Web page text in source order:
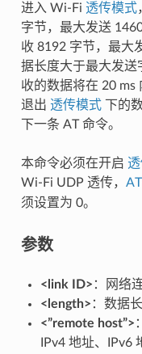
进入 Wi-Fi 透传模式
字节，最大发送
收 8192 字节，最大
据长度大于最大发送
收的数据将在 20 ms
退出 透传模式下的
下一条 AT 命令。
本命令必须在开启
Wi-Fi UDP 透传，
须设置为 0。
参数
<link ID> ：网络
<length> ：数据
<”remote host”>
IPv4 地址、IPv6